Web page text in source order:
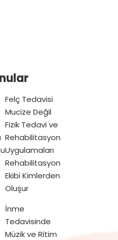
Felç Tedavisi
Mucize Değil
Fizik Tedavi ve
Rehabilitasyon
Uygulamaları
Rehabilitasyon
Ekibi Kimlerden
Oluşur
İnme
Tedavisinde
Müzik ve Ritim